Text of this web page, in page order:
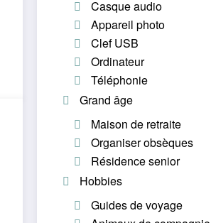
Casque audio
Appareil photo
Clef USB
Ordinateur
Téléphonie
Grand âge
Maison de retraite
Organiser obsèques
Résidence senior
Hobbies
Guides de voyage